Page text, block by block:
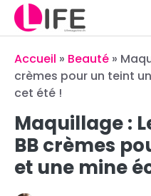
Aller
contenu
Accueil » Beauté »
crèmes pour un teint
cet été !
Maquillage :
BB crèmes
et une mine